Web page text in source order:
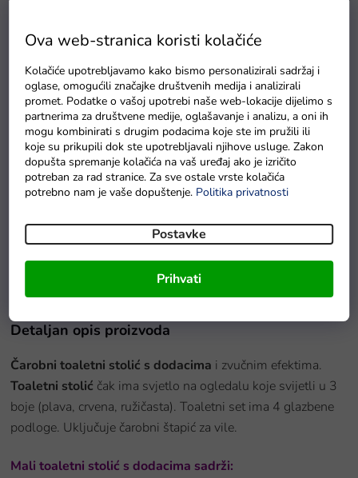
Ova web-stranica koristi kolačiće
Kolačiće upotrebljavamo kako bismo personalizirali sadržaj i
oglase, omogućili značajke društvenih medija i analizirali
promet. Podatke o vašoj upotrebi naše web-lokacije dijelimo s
partnerima za društvene medije, oglašavanje i analizu, a oni ih
mogu kombinirati s drugim podacima koje ste im pružili ili
koje su prikupili dok ste upotrebljavali njihove usluge. Zakon
dopušta spremanje kolačića na vaš uređaj ako je izričito
potreban za rad stranice. Za sve ostale vrste kolačića
potrebno nam je vaše dopuštenje. Politika privatnosti
Postavke
Prihvati
Baterie GP Greencell R6 typ AA 4 ks
Na zalihama
Detaljan opis proizvoda
Čarobni toaletni stolić s dodacima i zvučnim efektima.
Toaletni stolić čak ima svjetlo na ogledalu koje svijetli u 3
boje (plava, crvena, ružičasta). Toaletni set ima 4 glazbene
podloge. Uključuje čarobni štapić za vile.
Mali toaletni stolić s dodacima sadrži: